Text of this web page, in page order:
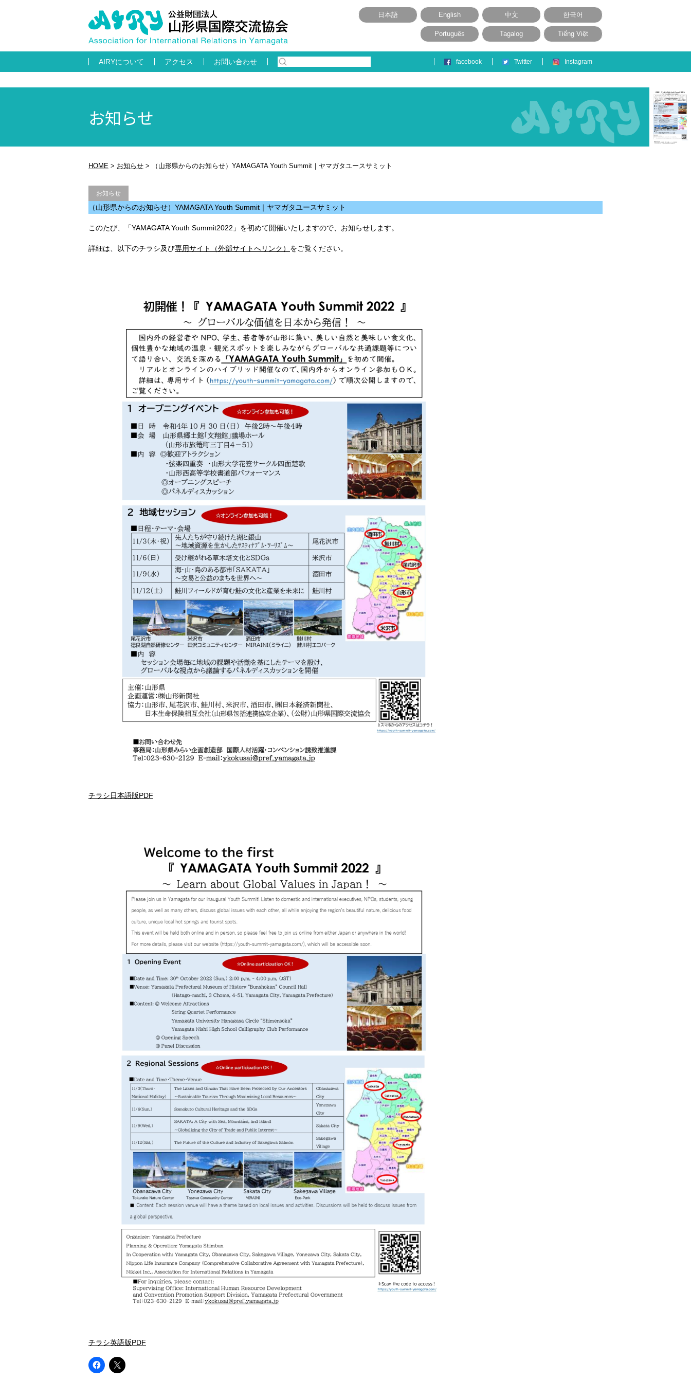
日本語 English 中文 한국어
Português Tagalog Tiếng Việt
AIRYについて アクセス お問い合わせ facebook Twitter Instagram
お知らせ
HOME > お知らせ > （山形県からのお知らせ）YAMAGATA Youth Summit｜ヤマガタユースサミット
お知らせ
（山形県からのお知らせ）YAMAGATA Youth Summit｜ヤマガタユースサミット
このたび、「YAMAGATA Youth Summit2022」を初めて開催いたしますので、お知らせします。
詳細は、以下のチラシ及び専用サイト（外部サイトへリンク） をご覧ください。
チラシ日本語版PDF
チラシ英語版PDF